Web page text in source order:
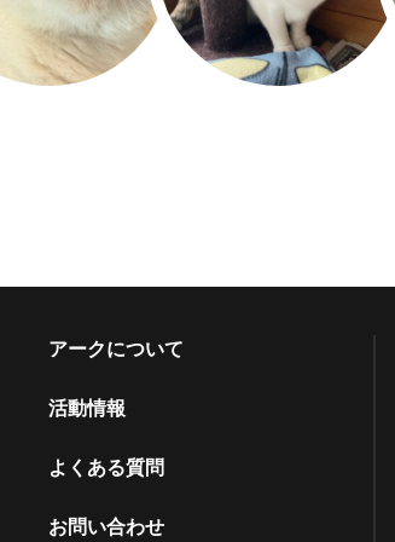
アークについて
活動情報
よくある質問
お問い合わせ